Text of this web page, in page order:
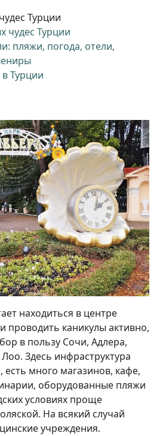
чудес Турции
пляжи, погода, отели,
в Турции
находиться в центре
проводить каникулы активно,
в пользу Сочи, Адлера,
Здесь инфраструктура
есть много магазинов, кафе,
оборудованные пляжи
условиях проще
На всякий случай
учреждения.